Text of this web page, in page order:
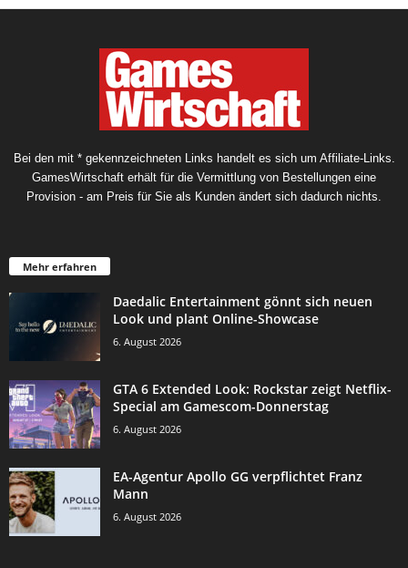
Bei den mit * gekennzeichneten Links handelt es sich um Affiliate-Links.
GamesWirtschaft erhält für die Vermittlung von Bestellungen eine
Provision - am Preis für Sie als Kunden ändert sich dadurch nichts.
Mehr erfahren
Daedalic Entertainment gönnt sich neuen
Look und plant Online-Showcase
6. August 2026
GTA 6 Extended Look: Rockstar zeigt Netflix-
Special am Gamescom-Donnerstag
6. August 2026
EA-Agentur Apollo GG verpflichtet Franz
Mann
6. August 2026